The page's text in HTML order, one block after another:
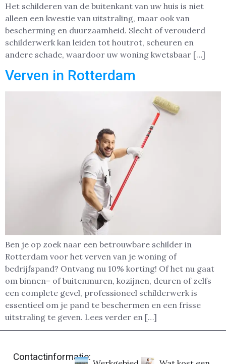
Het schilderen van de buitenkant van uw huis is niet
alleen een kwestie van uitstraling, maar ook van
bescherming en duurzaamheid. Slecht of verouderd
schilderwerk kan leiden tot houtrot, scheuren en
andere schade, waardoor uw woning kwetsbaar […]
Verven in Rotterdam
Ben je op zoek naar een betrouwbare schilder in
Rotterdam voor het verven van je woning of
bedrijfspand? Ontvang nu 10% korting! Of het nu gaat
om binnen– of buitenmuren, kozijnen, deuren of zelfs
een complete gevel, professioneel schilderwerk is
essentieel om je pand te beschermen en een frisse
uitstraling te geven. Lees verder en […]
Contactinformatie: